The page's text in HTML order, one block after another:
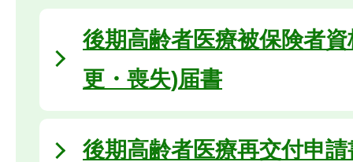
後期高齢者医療被保険者
更・喪失)届書
後期高齢者医療再交付申請